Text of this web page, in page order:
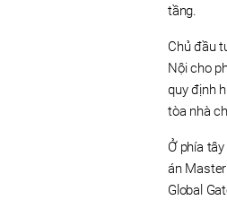
tầng.
Chủ đầu
Nội cho
quy định
tòa nhà
Ở phía
án
Global